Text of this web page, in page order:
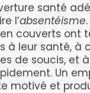
santé
l’absentéisme
couverts ont
à leur santé, à
de soucis, et
Un
motivé et